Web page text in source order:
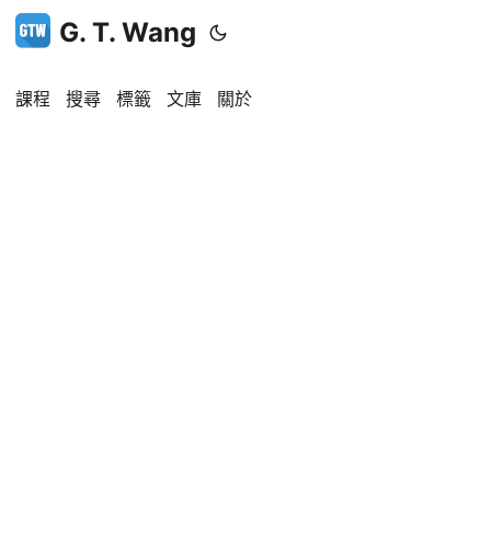
G. T. Wang
課程 搜尋 標籤 文庫 關於